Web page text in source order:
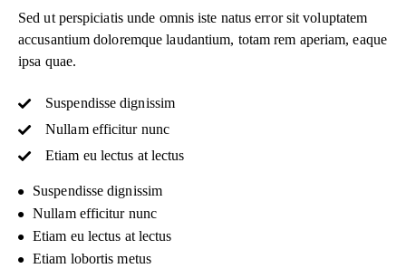
Sed ut perspiciatis unde omnis iste natus error sit voluptatem
accusantium doloremque laudantium, totam rem aperiam, eaque
ipsa quae.
Suspendisse dignissim
Nullam efficitur nunc
Etiam eu lectus at lectus
Suspendisse dignissim
Nullam efficitur nunc
Etiam eu lectus at lectus
Etiam lobortis metus